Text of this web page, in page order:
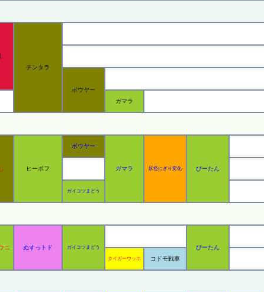
チンタラ
ボウヤー
ガマラ
ヒーポフ
ボウヤー
ガマラ 妖怪にぎり変化 ぴーたん
ガイコツまどう
ニ ぬすっトド ガイコツまどう ぴーたん
タイガーウッホ コドモ戦車